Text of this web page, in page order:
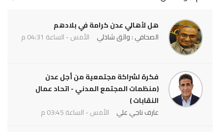
هل لأهالي عدن كرامة في بلادهم
الصحافي : واثق شاذلي
الأمس - الساعة 04:31 م
فكرة لشراكة مجتمعية من أجل عدن
(منظمات المجتمع المدني - اتحاد عمال
النقابات )
عارف ناجي علي
الأمس - الساعة 03:45 م